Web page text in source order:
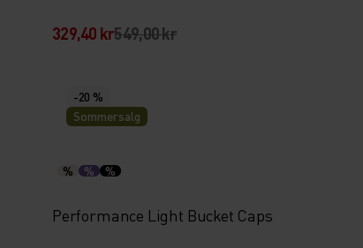
329,40 kr549,00 kr
-20 %
Sommersalg
% % %
Performance Light Bucket Caps